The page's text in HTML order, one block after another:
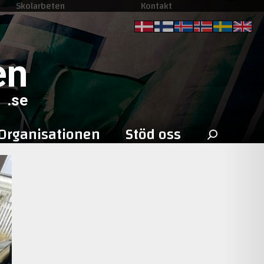
Skolarbeten Kontakt
.se
Stöd oss Sök
efter: